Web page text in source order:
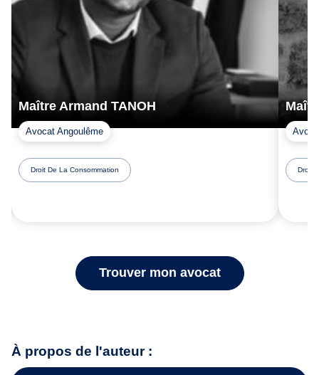
Maître Armand TANOH
Avocat Angoulême
Droit De La Consommation Droit
Trouver mon avocat
À propos de l'auteur :